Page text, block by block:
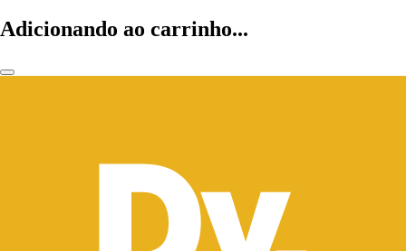
Adicionando ao carrinho...